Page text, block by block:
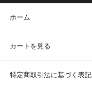
ホーム
カートを見る
特定商取引法に基づく表記